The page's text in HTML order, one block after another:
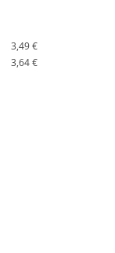
3,49 €
3,64 €